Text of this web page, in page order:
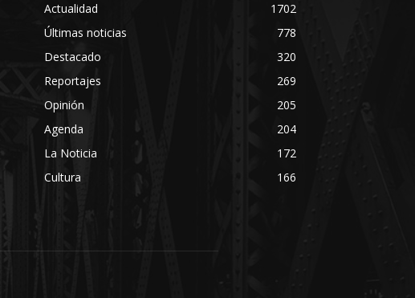
Actualidad
1702
Últimas noticias
778
Destacado
320
Reportajes
269
Opinión
205
Agenda
204
La Noticia
172
Cultura
166